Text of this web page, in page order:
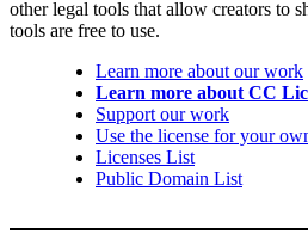
other legal tools that allow creators to
tools are free to use.
Learn more about our work
Learn more about CC
Support our work
Use the license for your
Licenses List
Public Domain List